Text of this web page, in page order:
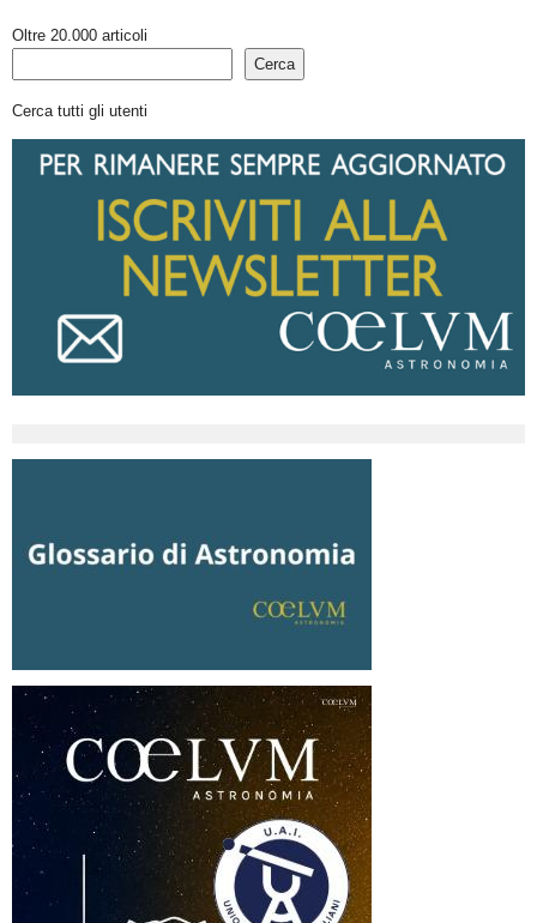
Oltre 20.000 articoli
Cerca
Cerca tutti gli utenti